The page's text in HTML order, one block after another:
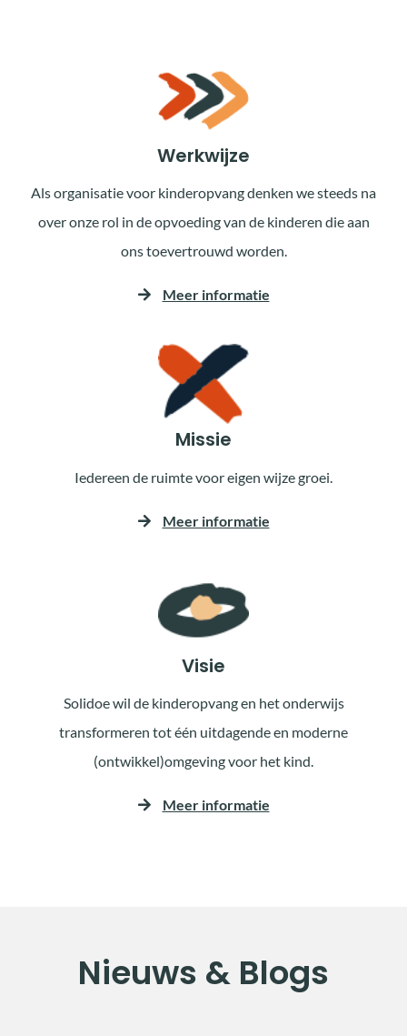
Werkwijze
Als organisatie voor kinderopvang denken we steeds na
over onze rol in de opvoeding van de kinderen die aan
ons toevertrouwd worden.
Meer informatie
Missie
Iedereen de ruimte voor eigen wijze groei.
Meer informatie
Visie
Solidoe wil de kinderopvang en het onderwijs
transformeren tot één uitdagende en moderne
(ontwikkel)omgeving voor het kind.
Meer informatie
Nieuws & Blogs